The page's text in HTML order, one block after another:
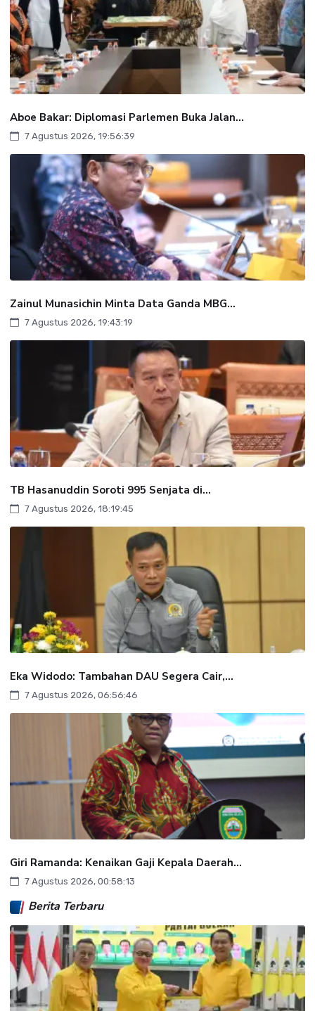
Aboe Bakar: Diplomasi Parlemen Buka Jalan...
7 Agustus 2026, 19:56:39
Zainul Munasichin Minta Data Ganda MBG...
7 Agustus 2026, 19:43:19
TB Hasanuddin Soroti 995 Senjata di...
7 Agustus 2026, 18:19:45
Eka Widodo: Tambahan DAU Segera Cair,...
7 Agustus 2026, 06:56:46
Giri Ramanda: Kenaikan Gaji Kepala Daerah...
7 Agustus 2026, 00:58:13
Berita Terbaru